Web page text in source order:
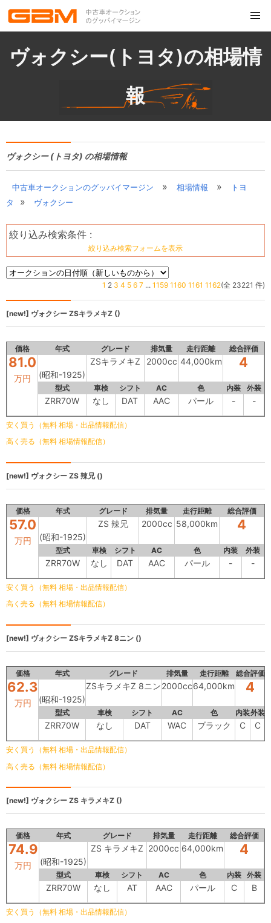
ヴォクシー(トヨタ)の相場情
報
ヴォクシー (トヨタ) の相場情報
中古車オークションのグッバイマージン » 相場情報 »
トヨ
タ
» ヴォクシー
絞り込み検索条件 :
絞り込み検索フォームを表示
1 2 3 4 5 6 7 ... 1159 1160 1161 1162(全 23221 件)
[new!] ヴォクシー ZSキラメキZ ()
価格 年式 グレード 排気量 走行距離 総合評価
81.0
万円 (昭和-1925)
ZSキラメキZ 2000cc 44,000km 4
型式 車検 シフト AC 色 内装 外装
ZRR70W なし DAT AAC パール - -
安く買う（無料 相場・出品情報配信）
高く売る（無料 相場情報配信）
[new!] ヴォクシー ZS 辣兄 ()
価格 年式 グレード 排気量 走行距離 総合評価
57.0
万円 (昭和-1925)
ZS 辣兄 2000cc 58,000km 4
型式 車検 シフト AC 色 内装 外装
ZRR70W なし DAT AAC パール - -
安く買う（無料 相場・出品情報配信）
高く売る（無料 相場情報配信）
[new!] ヴォクシー ZSキラメキZ 8ニン ()
価格 年式 グレード 排気量 走行距離 総合評価
62.3
万円 (昭和-1925)
ZSキラメキZ 8ニン2000cc64,000km 4
型式 車検 シフト AC 色 内装外装
ZRR70W なし DAT WAC ブラック C C
安く買う（無料 相場・出品情報配信）
高く売る（無料 相場情報配信）
[new!] ヴォクシー ZS キラメキZ ()
価格 年式 グレード 排気量 走行距離 総合評価
74.9
万円 (昭和-1925)
ZS キラメキZ 2000cc 64,000km 4
型式 車検 シフト AC 色 内装 外装
ZRR70W なし AT AAC パール C B
安く買う（無料 相場・出品情報配信）